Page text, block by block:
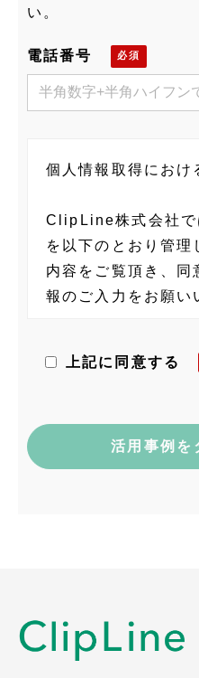
い。
電話番号
個人情報取得におけ
ClipLine株式会社で
を以下のとおり管理
内容をご覧頂き、同
報のご入力をお願い
ClipLine株式会社
〒101-0035 東京都
15 グランファース
電話：03-6809-
得、利用いたします
よります）。
上記に同意する